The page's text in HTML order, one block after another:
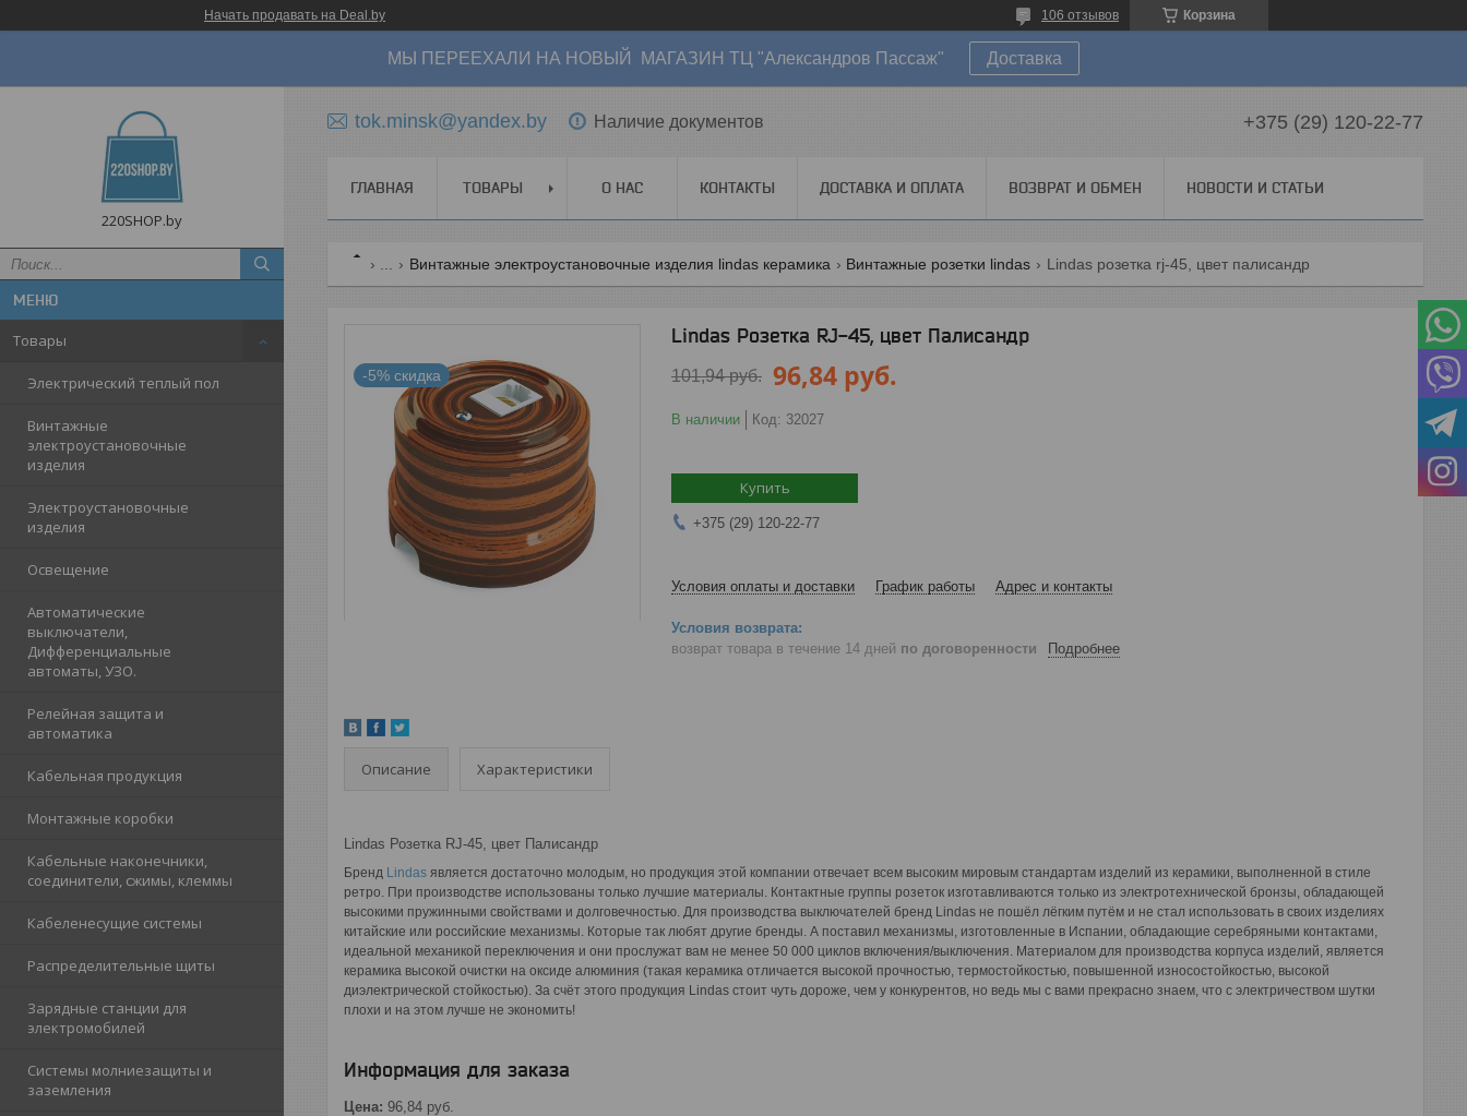
Начать продавать на Deal.by Корзина
106 отзывов
МЫ ПЕРЕЕХАЛИ НА НОВЫЙ МАГАЗИН ТЦ "Александров Пассаж" Доставка
220SHOP.by
Товары
Электрический теплый пол
Винтажные
электроустановочные
изделия
Электроустановочные
изделия
Освещение
Автоматические
выключатели,
Дифференциальные
автоматы, УЗО.
Релейная защита и
автоматика
Кабельная продукция
Монтажные коробки
Кабельные наконечники,
соединители, сжимы, клеммы
Кабеленесущие системы
Распределительные щиты
Зарядные станции для
электромобилей
Системы молниезащиты и
заземления
tok.minsk@yandex.by Наличие документов +375 (29) 120-22-77
ГЛАВНАЯ ТОВАРЫ О НАС КОНТАКТЫ ДОСТАВКА И ОПЛАТА ВОЗВРАТ И ОБМЕН НОВОСТИ И СТАТЬИ
Винтажные электроустановочные изделия lindas керамика Винтажные розетки lindas Lindas розетка rj-45, цвет палисандр
-5%
Lindas Розетка RJ-45, цвет Палисандр
101,94руб. 96,84 руб.
В наличии Код: 32027
Купить
+375 (29) 120-22-77
Условия оплаты и доставки График работы Адрес и контакты
возврат товара в течение 14 дней по договоренности Подробнее
Описание Характеристики
Lindas Розетка RJ-45, цвет Палисандр
Бренд Lindas является достаточно молодым, но продукция этой компании отвечает всем высоким мировым стандартам изделий из керамики, выполненной в стиле
ретро. При производстве использованы только лучшие материалы. Контактные группы розеток изготавливаются только из электротехнической бронзы, обладающей
высокими пружинными свойствами и долговечностью. Для производства выключателей бренд Lindas не пошёл лёгким путём и не стал использовать в своих изделиях
китайские или российские механизмы. Которые так любят другие бренды. А поставил механизмы, изготовленные в Испании, обладающие серебряными контактами,
идеальной механикой переключения и они прослужат вам не менее 50 000 циклов включения/выключения. Материалом для производства корпуса изделий, является
керамика высокой очистки на оксиде алюминия (такая керамика отличается высокой прочностью, термостойкостью, повышенной износостойкостью, высокой
диэлектрической стойкостью). За счёт этого продукция Lindas стоит чуть дороже, чем у конкурентов, но ведь мы с вами прекрасно знаем, что с электричеством шутки
плохи и на этом лучше не экономить!
Информация для заказа
Цена: 96,84 руб.